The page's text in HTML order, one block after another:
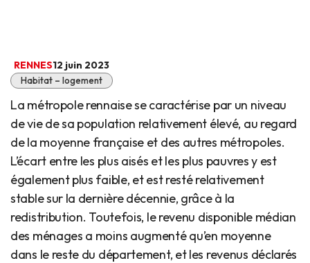
RENNES12 juin 2023
Habitat – logement
La métropole rennaise se caractérise par un niveau
de vie de sa population relativement élevé, au regard
de la moyenne française et des autres métropoles.
L’écart entre les plus aisés et les plus pauvres y est
également plus faible, et est resté relativement
stable sur la dernière décennie, grâce à la
redistribution. Toutefois, le revenu disponible médian
des ménages a moins augmenté qu’en moyenne
dans le reste du département, et les revenus déclarés